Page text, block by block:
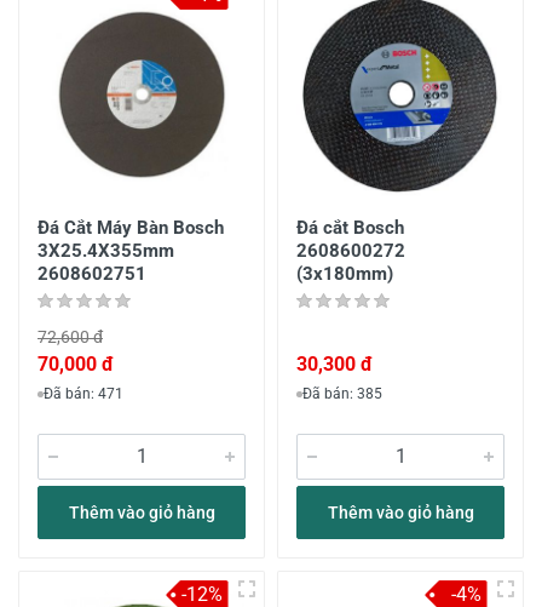
Đá Cắt Máy Bàn Bosch
3X25.4X355mm
2608602751
72,600 đ
70,000 đ
Đã bán: 471
Thêm vào giỏ hàng
Đá cắt Bosch
2608600272
(3x180mm)
30,300 đ
Đã bán: 385
Thêm vào giỏ hàng
-12% -4%